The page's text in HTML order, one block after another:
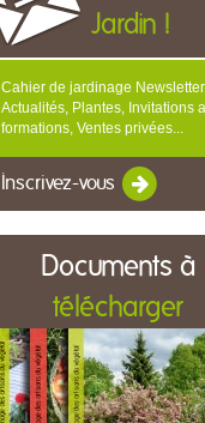
Jardin !
Cahier de jardinage Newsletter,
Actualités, Plantes, Invitations
formations, Ventes privées...
Inscrivez-vous
Documents à
télécharger